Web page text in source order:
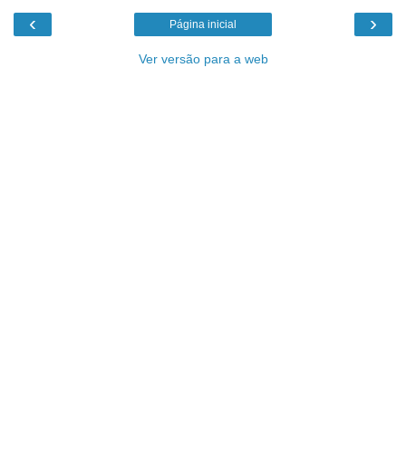
‹ ›
Página inicial
Ver versão para a web